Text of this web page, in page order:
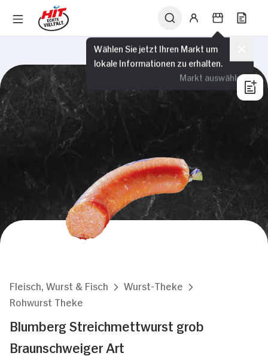
Wählen Sie jetzt Ihren Markt um
lokale Informationen zu erhalten.
Markt auswählen
Fleisch, Wurst & Fisch
Wurst-Theke
Rohwurst Theke
Blumberg Streichmettwurst grob
Braunschweiger Art